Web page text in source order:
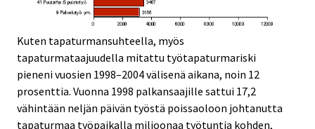
Kuten tapaturmansuhteella, myös
tapaturmataajuudella mitattu työtapaturmariski
pieneni vuosien 1998–2004 välisenä aikana, noin 12
prosenttia. Vuonna 1998 palkansaajille sattui 17,2
vähintään neljän päivän työstä poissaoloon johtanutta
tapaturmaa työpaikalla miljoonaa työtuntia kohden,